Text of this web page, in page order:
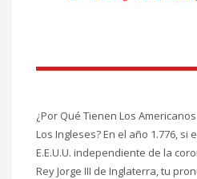
¿Por Qué Tienen Los
Los Ingleses? En el año 1.776,
E.E.U.U. independiente de la
Rey Jorge III de Inglaterra, tu